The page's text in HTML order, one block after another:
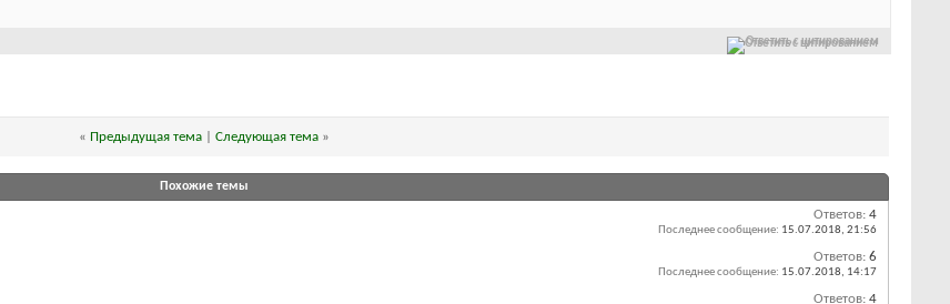
Ответить с цитированием
« Предыдущая тема Следующая тема »
Похожие темы
Ответов: 4
Последнее сообщение: 15.07.2018, 21:56
Ответов: 6
Последнее сообщение: 15.07.2018, 14:17
Ответов: 4